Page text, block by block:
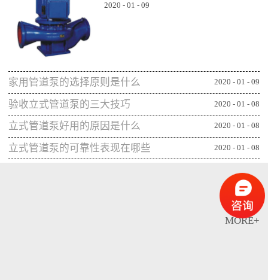
MORE+
楼层为了能顺利用水更对管道增压安装专
一、可获得较规范的售后专业的管道泵生
产机构或厂家往往能更重视售后服务，毕
竟设备类的产品选择专业机构可相应获得
更全面的售后服务，并能及时为出现问题
的管...
2020 - 01 - 09
家用管道泵的选择原则是什么 2020 - 01 - 09
验收立式管道泵的三大技巧 2020 - 01 - 08
立式管道泵好用的原因是什么 2020 - 01 - 08
立式管道泵的可靠性表现在哪些
2020 - 01 - 08